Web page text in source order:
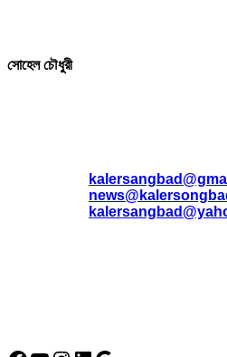
সোহেল চৌধুরী